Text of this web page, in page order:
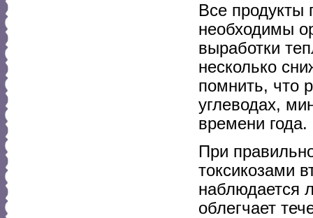
Все продукты
необходимы
выработки
несколько
помнить, что
углеводах,
времени года.
При
токсикозами
наблюдается
облегчает